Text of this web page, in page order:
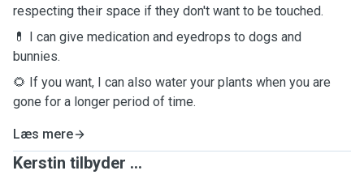
respecting their space if they don't want to be touched.
💊 I can give medication and eyedrops to dogs and
bunnies.
🌻 If you want, I can also water your plants when you are
gone for a longer period of time.
Læs mere
Kerstin tilbyder ...